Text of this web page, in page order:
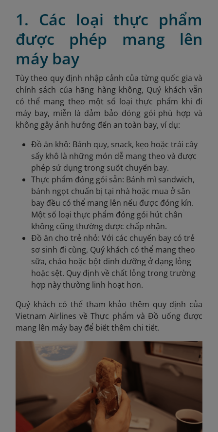
1. Các loại thực phẩm
được phép mang lên
máy bay
Tùy theo quy định nhập cảnh của từng quốc gia và
chính sách của hãng hàng không, Quý khách vẫn
có thể mang theo một số loại thực phẩm khi đi
máy bay, miễn là đảm bảo đóng gói phù hợp và
không gây ảnh hưởng đến an toàn bay, ví dụ:
Đồ ăn khô: Bánh quy, snack, kẹo hoặc trái cây
sấy khô là những món dễ mang theo và được
phép sử dụng trong suốt chuyến bay.
Thực phẩm đóng gói sẵn: Bánh mì sandwich,
bánh ngọt chuẩn bị tại nhà hoặc mua ở sân
bay đều có thể mang lên nếu được đóng kín.
Một số loại thực phẩm đóng gói hút chân
không cũng thường được chấp nhận.
Đồ ăn cho trẻ nhỏ: Với các chuyến bay có trẻ
sơ sinh đi cùng, Quý khách có thể mang theo
sữa, cháo hoặc bột dinh dưỡng ở dạng lỏng
hoặc sệt. Quy định về chất lỏng trong trường
hợp này thường linh hoạt hơn.
Quý khách có thể tham khảo thêm quy định của
Vietnam Airlines về Thực phẩm và Đồ uống được
mang lên máy bay để biết thêm chi tiết.